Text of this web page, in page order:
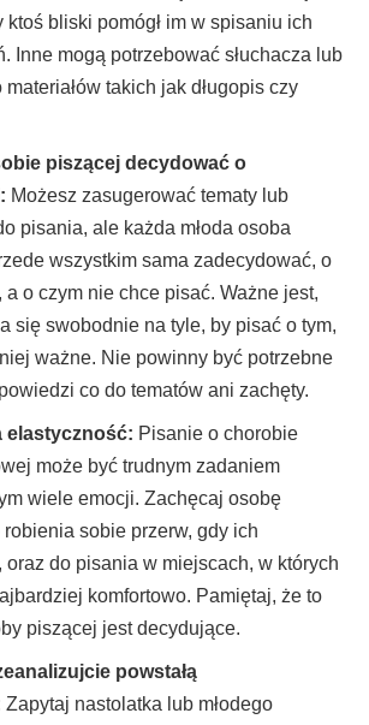
ktoś bliski pomógł im w spisaniu ich
Inne mogą potrzebować słuchacza lub
takich jak długopis czy
piszącej decydować o
Możesz zasugerować tematy lub
pisania, ale każda młoda osoba
wszystkim sama zadecydować, o
a o czym nie chce pisać. Ważne jest,
się swobodnie na tyle, by pisać o tym,
ważne. Nie powinny być potrzebne
co do tematów ani zachęty.
elastyczność: Pisanie o chorobie
może być trudnym zadaniem
wiele emocji. Zachęcaj osobę
sobie przerw, gdy ich
oraz do pisania w miejscach, w których
komfortowo. Pamiętaj, że to
piszącej jest decydujące.
powstałą
Zapytaj nastolatka lub młodego